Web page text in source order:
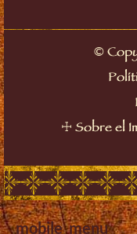
©
☩ Sobre el
mobile_menu